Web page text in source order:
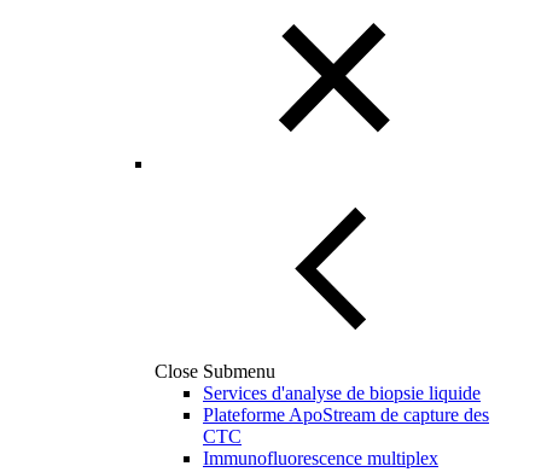
Close Submenu
Services d'analyse de biopsie liquide
Plateforme ApoStream de capture des
CTC
Immunofluorescence multiplex